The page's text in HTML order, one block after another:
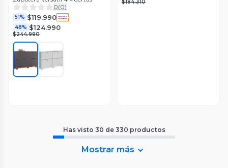
0(0)
51% $119.990
48% $124.990
$244.990
$184.310
Has visto 30 de 330 productos
Mostrar más